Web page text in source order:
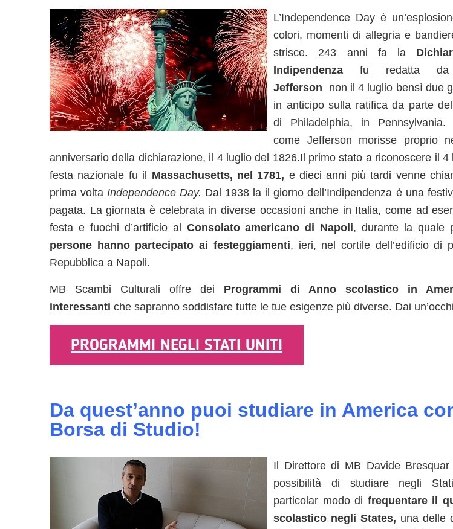
L’Independence Day è
colori, momenti di allegria e
strisce. 243 anni fa la
Indipendenza fu redatta
Jefferson
non il 4 luglio bensì due
in anticipo sulla ratifica da parte
di Philadelphia, in Pennsylvania.
come Jefferson morisse proprio
anniversario della dichiarazione, il 4 luglio del 1826.Il primo stato a riconoscere il 4
festa nazionale fu il Massachusetts, nel 1781, e dieci anni più tardi venne
prima voltaIndependence Day. Dal 1938 la il giorno dell’Indipendenza è una
pagata. La giornata è celebrata in diverse occasioni anche in Italia, come ad
festa e fuochi d’artificio al Consolato americano di Napoli, durante la quale
persone hanno partecipato ai festeggiamenti, ieri, nel cortile dell’edificio di
Repubblica a Napoli.
MB Scambi Culturali offre dei Programmi di Anno scolastico in
interessanti che sapranno soddisfare tutte le tue esigenze più diverse. Dai
PROGRAMMI NEGLI STATI UNITI
Da quest’anno puoi studiare in America
Borsa di Studio!
Il Direttore di MB Davide
possibilità di studiare negli
particolar modo di frequentare il
scolastico negli States, una delle